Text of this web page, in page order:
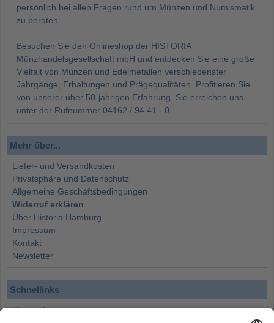
persönlich bei allen Fragen rund um Münzen und Numismatik
zu beraten.
Besuchen Sie den Onlineshop der HISTORIA
Münzhandelsgesellschaft mbH und entdecken Sie eine große
Vielfalt von Münzen und Edelmetallen verschiedenster
Jahrgänge, Erhaltungen und Prägequalitäten. Profitieren Sie
von unserer über 50-jährigen Erfahrung. Sie erreichen uns
unter der Rufnummer 04162 / 94 41 - 0.
Mehr über...
Liefer- und Versandkosten
Privatsphäre und Datenschutz
Allgemeine Geschäftsbedingungen
Widerruf erklären
Über Historia Hamburg
Impressum
Kontakt
Newsletter
Schnellinks
Monatsliste